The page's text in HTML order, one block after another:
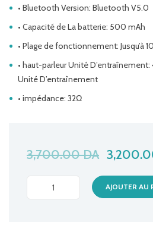
• Bluetooth Version: Bluetooth V5.0
• Capacité de La batterie: 500 mAh
• Plage de fonctionnement: Jusqu’à
• haut-parleur Unité
Unité D’entraînement
• impédance: 32Ω
3,700.00DA
CASQUE
MOXOM
AJOUTER AU